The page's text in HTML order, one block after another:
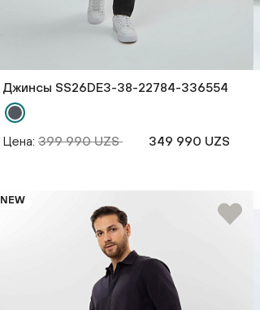
Джинсы SS26DE3-38-22784-336554
Цена: 399 990 UZS 349 990 UZS
NEW